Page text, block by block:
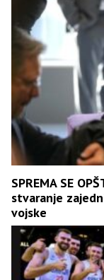
SPREMA SE
stvaranje
vojske